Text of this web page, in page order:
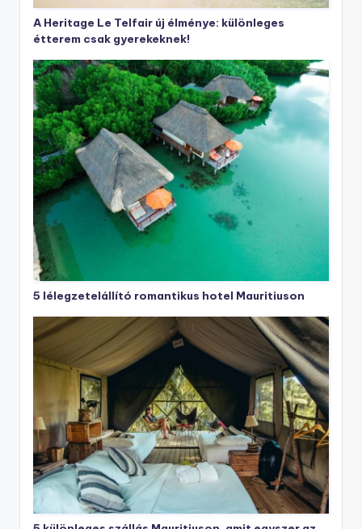
A Heritage Le Telfair új élménye: különleges
étterem csak gyerekeknek!
5 lélegzetelállító romantikus hotel Mauritiuson